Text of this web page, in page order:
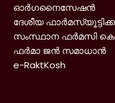
ഓർഗനൈസേഷൻ
ദേശീയ
സംസ്ഥാന ഫർമസി
ഫർമാ ജൻ സമാധാൻ
e-RaktKosh